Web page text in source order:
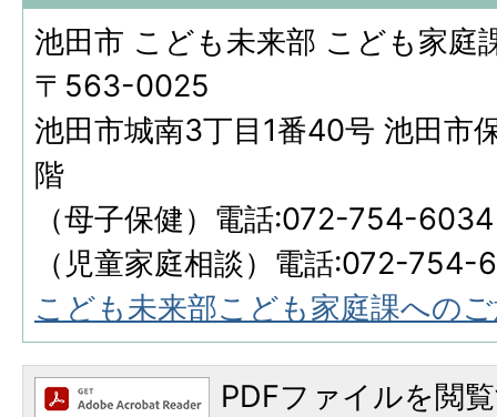
池田市 こども未来部 こども家庭
〒563-0025
池田市城南3丁目1番40号 池田市
階
（母子保健）電話:072-754-6034
（児童家庭相談）電話:072-754-
こども未来部こども家庭課への
PDFファイルを閲